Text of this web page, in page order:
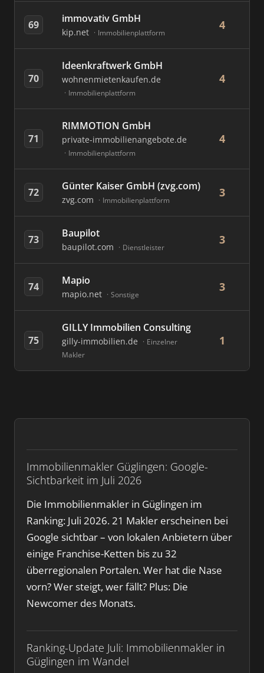
Immobilienmakler Güglingen: Google-
Sichtbarkeit im Juli 2026
Die Immobilienmakler in Güglingen im
Ranking: Juli 2026. 21 Makler erscheinen bei
Google sichtbar – von lokalen Anbietern über
einige Franchise-Ketten bis zu 32
überregionalen Portalen. Wer hat die Nase
vorn? Wer steigt, wer fällt? Plus: Die
Newcomer des Monats.
Ranking-Update Juli: Immobilienmakler in
Güglingen im Wandel
69 immovativ GmbH
kip.net Immobilienplattform
4
70
Ideenkraftwerk GmbH
wohnenmietenkaufen.de
Immobilienplattform
4
71
RIMMOTION GmbH
private-immobilienangebote.de
Immobilienplattform
4
72 Günter Kaiser GmbH (zvg.com)
zvg.com Immobilienplattform
3
73 Baupilot
baupilot.com Dienstleister
3
74 Mapio
mapio.net Sonstige
3
75
GILLY Immobilien Consulting
gilly-immobilien.de
Einzelner
Makler
1